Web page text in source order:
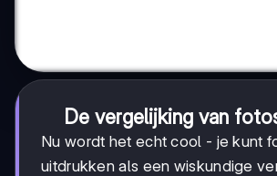
De vergelijking van
Nu wordt het echt cool - je kunt
uitdrukken als een wiskundige